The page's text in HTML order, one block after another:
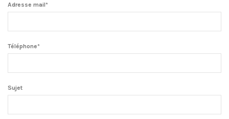
Adresse mail*
Téléphone*
Sujet